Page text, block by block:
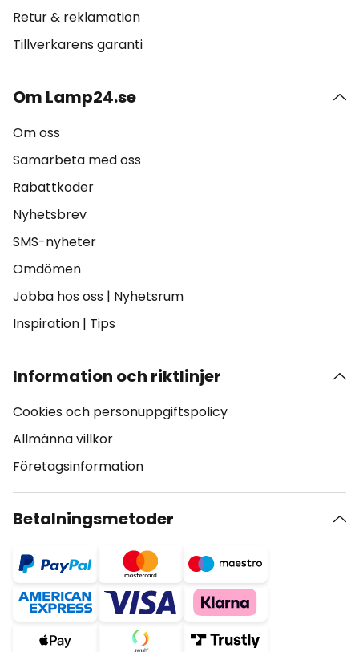
Retur & reklamation
Tillverkarens garanti
Om Lamp24.se
Om oss
Samarbeta med oss
Rabattkoder
Nyhetsbrev
SMS-nyheter
Omdömen
Jobba hos oss | Nyhetsrum
Inspiration | Tips
Information och riktlinjer
Cookies och personuppgiftspolicy
Allmänna villkor
Företagsinformation
Betalningsmetoder